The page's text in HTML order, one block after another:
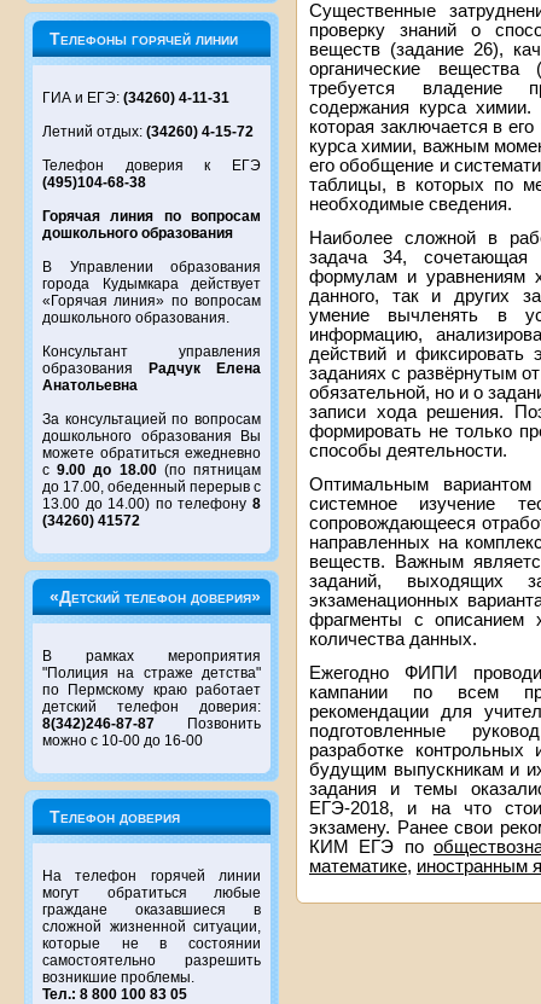
Телефоны горячей линии
ГИА и ЕГЭ: (34260) 4-11-31
Летний отдых: (34260) 4-15-72
Телефон доверия к ЕГЭ
(495)104-68-38
Горячая линия по вопросам
дошкольного образования
В Управлении образования
города Кудымкара действует
«Горячая линия» по вопросам
дошкольного образования.
Консультант управления
образования
Радчук Елена
Анатольевна
За консультацией по вопросам
дошкольного образования Вы
можете обратиться ежедневно
с9.00 до 18.00(по пятницам
до 17.00, обеденный перерыв с
13.00 до 14.00) по телефону 8
(34260) 41572
«Детский телефон доверия»
В рамках мероприятия
"Полиция на страже детства"
по Пермскому краю работает
детский телефон доверия:
8(342)246-87-87 Позвонить
можно с 10-00 до 16-00
Телефон доверия
На телефон горячей линии
могут обратиться любые
граждане оказавшиеся в
сложной жизненной ситуации,
которые не в состоянии
самостоятельно разрешить
возникшие проблемы.
Тел.: 8 800 100 83 05
Существенные
проверку знаний о
веществ (задание 26),
органические
требуется владение
содержания курса
которая заключается в
курса химии, важным
его обобщение и
таблицы, в которых по
необходимые сведения.
Наиболее сложной в
задача 34,
формулам и уравнениям
данного, так и других
умение вычленять в
информацию,
действий и
заданиях с развёрнутым
обязательной, но и о
записи хода решения.
формировать не только
способы деятельности.
Оптимальным
системное изучение
сопровождающееся
направленных на
веществ. Важным
заданий, выходящих
экзаменационных
фрагменты с описанием
количества данных.
Ежегодно ФИПИ
кампании по всем
рекомендации для
подготовленные
разработке
будущим выпускникам и
задания и темы
ЕГЭ-2018, и на что
экзамену. Ранее свои
КИМ ЕГЭ по
математике, иностранным